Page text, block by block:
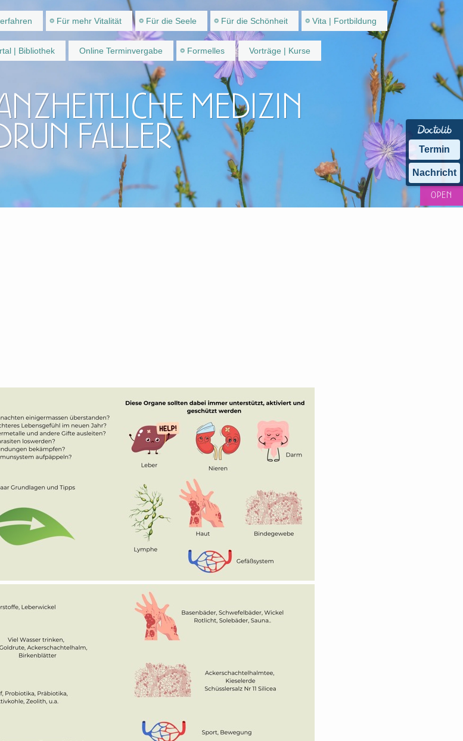
Termin
Nachricht
Für mehr Vitalität Für die Seele Für die Schönheit Vita | Fortbildung
| Bibliothek Online Terminvergabe Formelles Vorträge | Kurse
Medizin
Faller